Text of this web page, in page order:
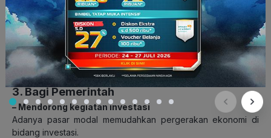
Perusahaan memberikan dividen kepada para investor sesuai
dengan keuntungan yang didapatkan.Apabila keuntungan
yang didapatkan kecil, maka tetap keuntungan kecil
tersebutlah yang akan dibagi-bagi.
3. Bagi Pemerintah
– Mendorong kegiatan investasi
Adanya pasar modal memudahkan pergerakan ekonomi di
bidang investasi.